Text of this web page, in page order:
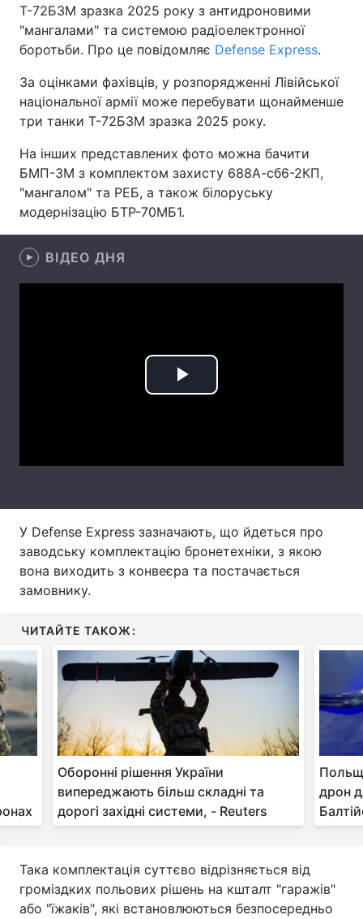
Україна Політика
Економіка Світ
Спорт Наука
Техно і зв'язок Лайт
Зброя Інциденти
Здоров'я Туризм
Екологія
Тема оформлення
Т-72Б3М зразка 2025 року з антидроновими
"мангалами" та системою радіоелектронної
боротьби. Про це повідомляє Defense Express.
За оцінками фахівців, у розпорядженні Лівійської
національної армії може перебувати щонайменше
три танки Т-72Б3М зразка 2025 року.
На інших представлених фото можна бачити
БМП-3М з комплектом захисту 688А-сб6-2КП,
"мангалом" та РЕБ, а також білоруську
модернізацію БТР-70МБ1.
ВІДЕО ДНЯ
Play
У Defense Express зазначають, що йдеться про
заводську комплектацію бронетехніки, з якою
вона виходить з конвеєра та постачається
замовнику.
ЧИТАЙТЕ ТАКОЖ:
Оборонні рішення України
випереджають більш складні та
дорогі західні системи, - Reuters
дрон
Така комплектація суттєво відрізняється від
громіздких польових рішень на кшталт "гаражів"
або "їжаків", які встановлюються безпосередньо